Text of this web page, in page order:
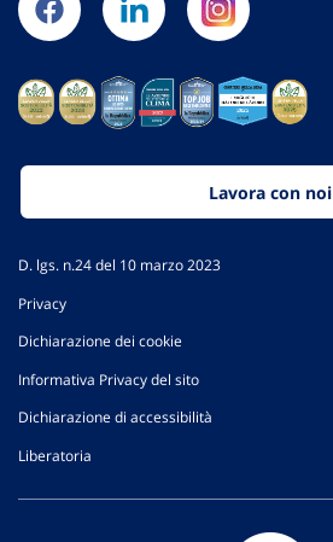
Lavora con noi
D. lgs. n.24 del 10 marzo 2023
Privacy
Dichiarazione dei cookie
Informativa Privacy del sito
Dichiarazione di accessibilità
Liberatoria